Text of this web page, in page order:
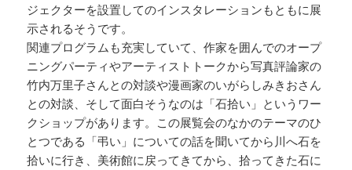
ジェクターを設置してのインスタレーションもともに展
示されるそうです。
関連プログラムも充実していて、作家を囲んでのオープ
ニングパーティやアーティストトークから写真評論家の
竹内万里子さんとの対談や漫画家のいがらしみきおさん
との対談、そして面白そうなのは「石拾い」というワー
クショップがあります。この展覧会のなかのテーマのひ
とつである「弔い」についての話を聞いてから川へ石を
拾いに行き、美術館に戻ってきてから、拾ってきた石に